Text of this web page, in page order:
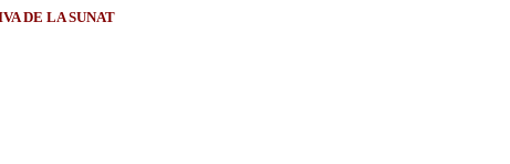
DE LA SUNAT